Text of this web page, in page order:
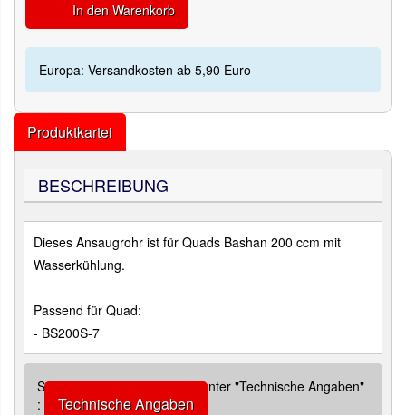
In den Warenkorb
Europa: Versandkosten ab 5,90 Euro
Produktkartei
BESCHREIBUNG
Dieses Ansaugrohr ist für Quads Bashan 200 ccm mit
Wasserkühlung.
Passend für Quad:
- BS200S-7
Siehe zusätzliche Abbildung unter "Technische Angaben"
:
Technische Angaben